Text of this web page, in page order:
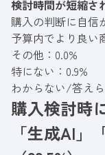
検討時間が短縮さ
購入の判断に自信
予算内でより良い
その他：0.0%
特にない：0.9%
わからない/答え
購入検討時
「生成AI」